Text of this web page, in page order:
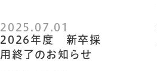
2025.07.01
2026年度 新卒採
用終了のお知らせ